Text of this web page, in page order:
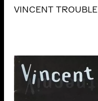
VINCENT TROUBLE